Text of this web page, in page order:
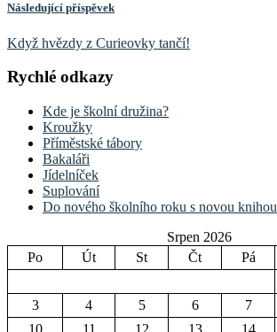
Následující příspěvek
Když hvězdy z Curieovky tančí!
Rychlé odkazy
Kde je školní družina?
Kroužky
Příměstské tábory
Bakaláři
Jídelníček
Suplování
Do nového školního roku s novou knihou
Srpen 2026
Po
Út St Čt Pá
3
4 5 6 7
10
11 12 13 14